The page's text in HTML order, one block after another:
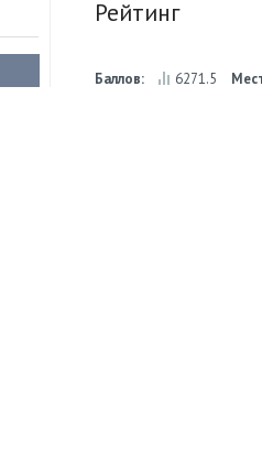
Рейтинг
Баллов: 6271.5